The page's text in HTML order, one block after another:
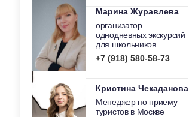
Марина Журавлева
организатор
однодневных экскурсий
для школьников
+7 (918) 580-58-73
Кристина Чекаданова
Менеджер по приему
туристов в Москве